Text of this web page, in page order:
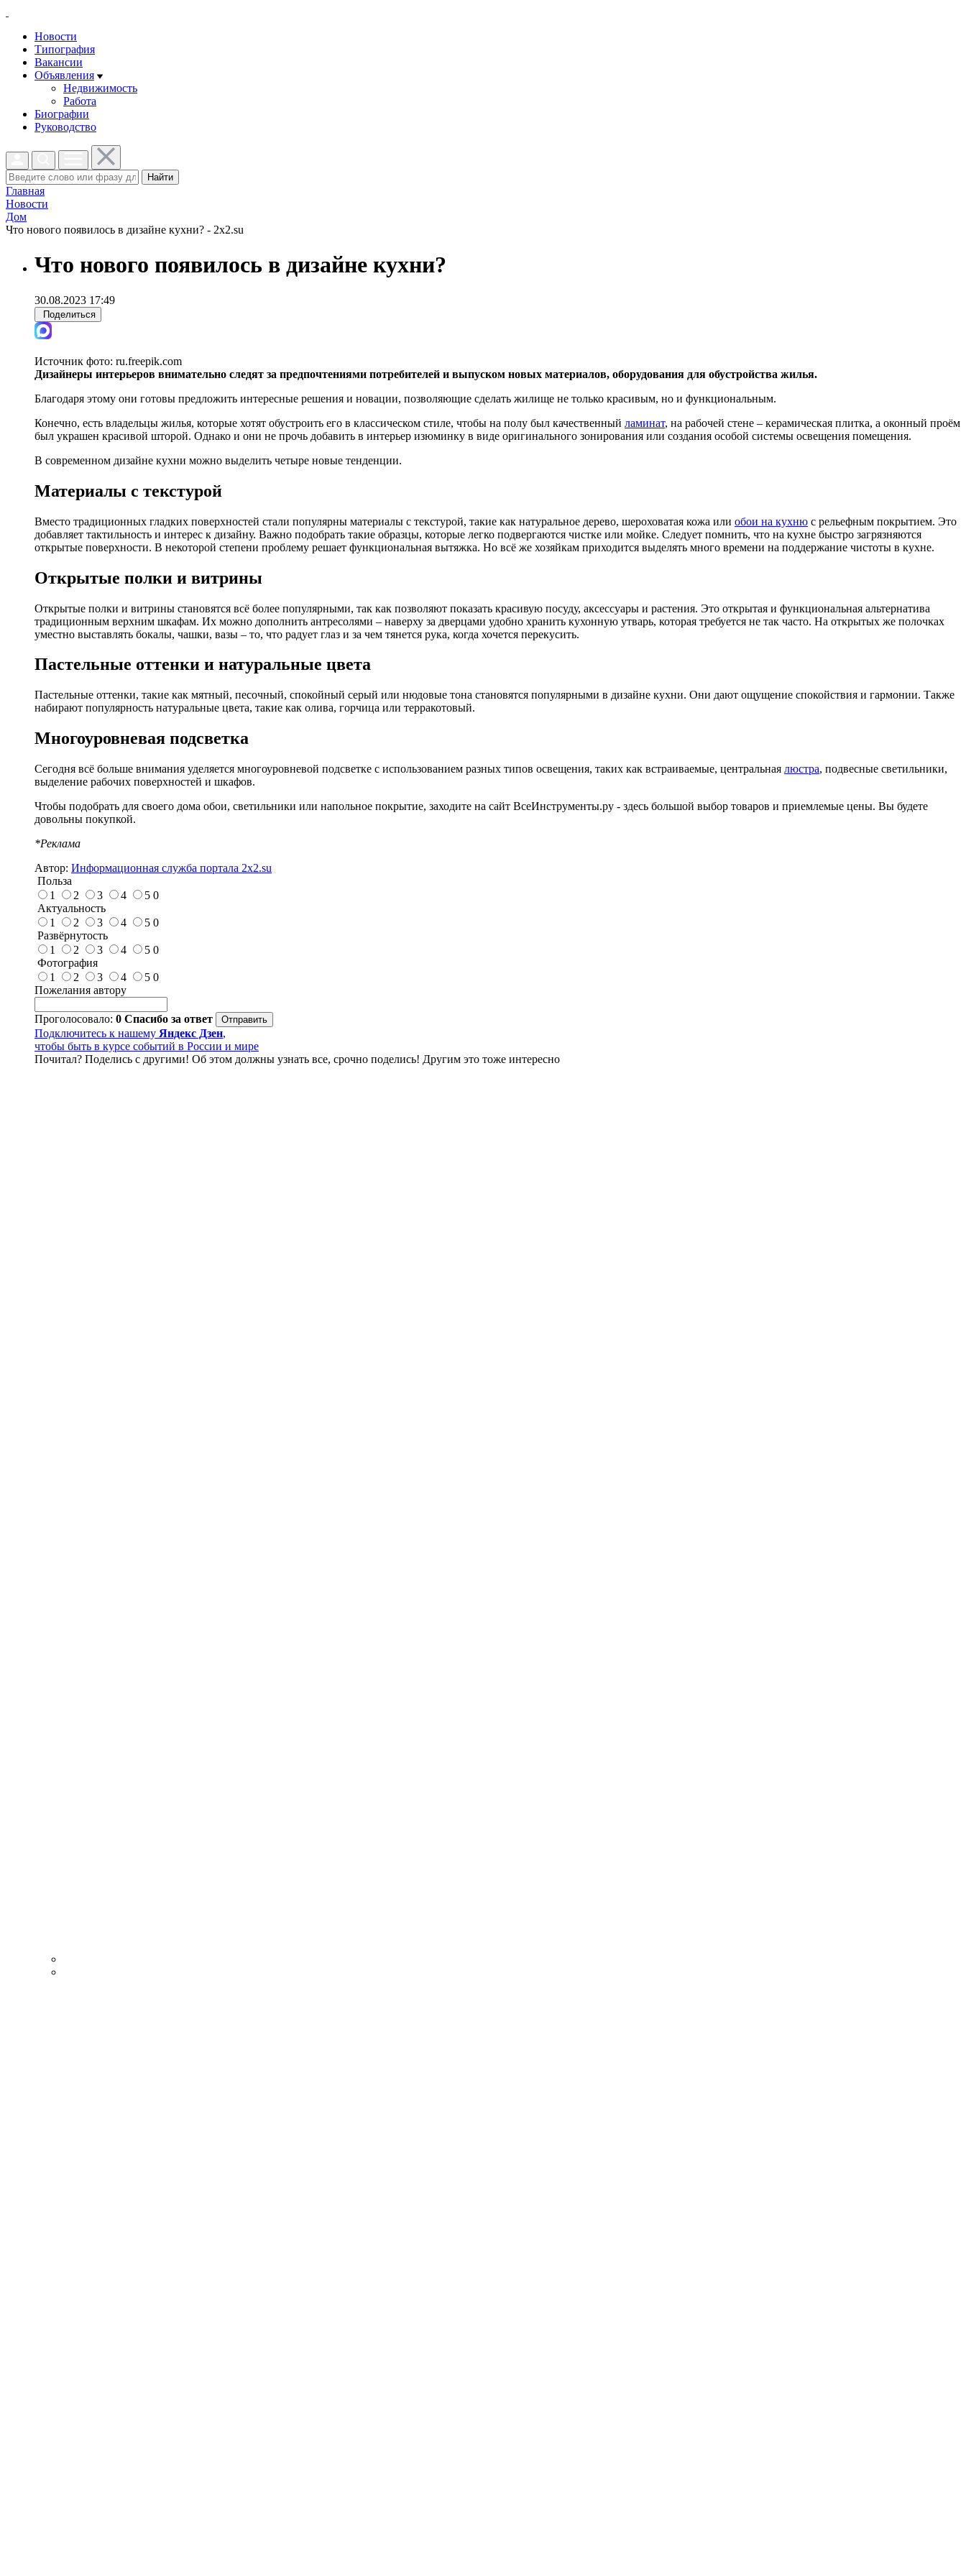
Новости
Типография
Вакансии
Объявления
Недвижимость
Работа
Биографии
Руководство
Найти
Главная
Новости
Дом
Что нового появилось в дизайне кухни? - 2x2.su
Что нового появилось в дизайне кухни?
30.08.2023 17:49
Поделиться
Источник фото: ru.freepik.com
Дизайнеры интерьеров внимательно следят за предпочтениями потребителей и выпуском новых материалов, оборудования для обустройства жилья.
Благодаря этому они готовы предложить интересные решения и новации, позволяющие сделать жилище не только красивым, но и функциональным.
Конечно, есть владельцы жилья, которые хотят обустроить его в классическом стиле, чтобы на полу был качественный ламинат, на рабочей стене – керамическая плитка, а оконный проём
был украшен красивой шторой. Однако и они не прочь добавить в интерьер изюминку в виде оригинального зонирования или создания особой системы освещения помещения.
В современном дизайне кухни можно выделить четыре новые тенденции.
Материалы с текстурой
Вместо традиционных гладких поверхностей стали популярны материалы с текстурой, такие как натуральное дерево, шероховатая кожа или обои на кухню с рельефным покрытием. Это
добавляет тактильность и интерес к дизайну. Важно подобрать такие образцы, которые легко подвергаются чистке или мойке. Следует помнить, что на кухне быстро загрязняются
открытые поверхности. В некоторой степени проблему решает функциональная вытяжка. Но всё же хозяйкам приходится выделять много времени на поддержание чистоты в кухне.
Открытые полки и витрины
Открытые полки и витрины становятся всё более популярными, так как позволяют показать красивую посуду, аксессуары и растения. Это открытая и функциональная альтернатива
традиционным верхним шкафам. Их можно дополнить антресолями – наверху за дверцами удобно хранить кухонную утварь, которая требуется не так часто. На открытых же полочках
уместно выставлять бокалы, чашки, вазы – то, что радует глаз и за чем тянется рука, когда хочется перекусить.
Пастельные оттенки и натуральные цвета
Пастельные оттенки, такие как мятный, песочный, спокойный серый или нюдовые тона становятся популярными в дизайне кухни. Они дают ощущение спокойствия и гармонии. Также
набирают популярность натуральные цвета, такие как олива, горчица или терракотовый.
Многоуровневая подсветка
Сегодня всё больше внимания уделяется многоуровневой подсветке с использованием разных типов освещения, таких как встраиваемые, центральная люстра, подвесные светильники,
выделение рабочих поверхностей и шкафов.
Чтобы подобрать для своего дома обои, светильники или напольное покрытие, заходите на сайт ВсеИнструменты.ру - здесь большой выбор товаров и приемлемые цены. Вы будете
довольны покупкой.
*Реклама
Автор: Информационная служба портала 2x2.su
Польза
1
2 3 4 5 0
Актуальность
1
2 3 4 5 0
Развёрнутость
1
2 3 4 5 0
Фотография
1
2 3 4 5 0
Пожелания автору
Проголосовало: 0 Спасибо за ответ
Подключитесь к нашему Яндекс Дзен,
чтобы быть в курсе событий в России и мире
Почитал? Поделись с другими! Об этом должны узнать все, срочно поделись! Другим это тоже интересно